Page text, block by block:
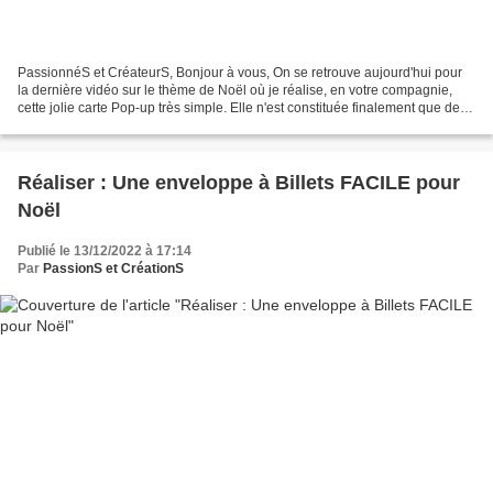
PassionnéS et CréateurS, Bonjour à vous, On se retrouve aujourd'hui pour
la dernière vidéo sur le thème de Noël où je réalise, en votre compagnie,
cette jolie carte Pop-up très simple. Elle n'est constituée finalement que de
Réaliser : Une enveloppe à Billets FACILE pour
Noël
Publié le 13/12/2022 à 17:14
Par PassionS et CréationS